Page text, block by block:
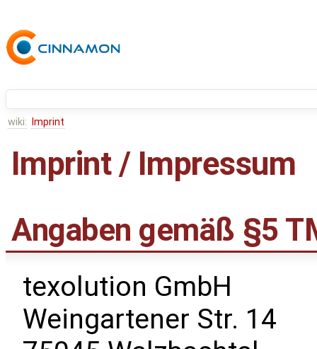
wiki: Imprint
Imprint / Impressum
Angaben gemäß §5
texolution GmbH
Weingartener Str. 14